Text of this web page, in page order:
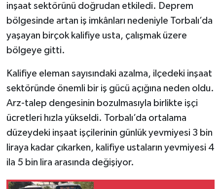
inşaat sektörünü doğrudan etkiledi. Deprem
bölgesinde artan iş imkânları nedeniyle Torbalı’da
yaşayan birçok kalifiye usta, çalışmak üzere
bölgeye gitti.
Kalifiye eleman sayısındaki azalma, ilçedeki inşaat
sektöründe önemli bir iş gücü açığına neden oldu.
Arz-talep dengesinin bozulmasıyla birlikte işçi
ücretleri hızla yükseldi. Torbalı’da ortalama
düzeydeki inşaat işçilerinin günlük yevmiyesi 3 bin
liraya kadar çıkarken, kalifiye ustaların yevmiyesi 4
ila 5 bin lira arasında değişiyor.